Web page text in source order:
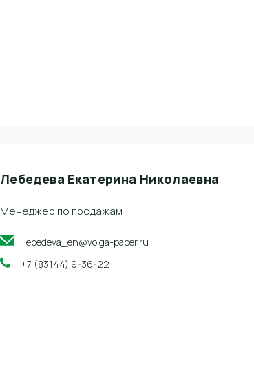
Лебедева Екатерина Николаевна
Менеджер по продажам
lebedeva_en@volga-paper.ru
+7 (83144) 9-36-22